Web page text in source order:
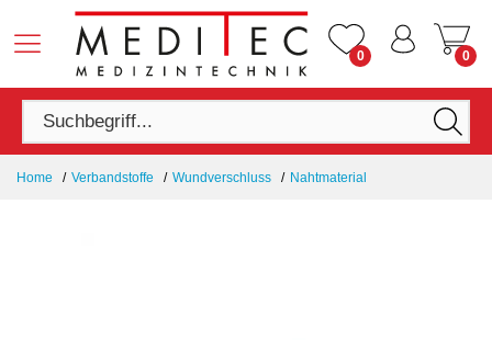
0 0
Home Verbandstoffe Wundverschluss Nahtmaterial